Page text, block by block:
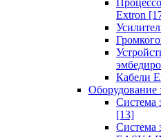
Extron
Кабели
Оборудование
Система
[13]
Система